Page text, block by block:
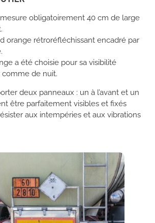
obligatoirement 40 cm de large
orange rétroréfléchissant encadré par
a été choisie pour sa visibilité
comme de nuit.
deux panneaux : un à l’avant et un
être parfaitement visibles et fixés
aux intempéries et aux vibrations